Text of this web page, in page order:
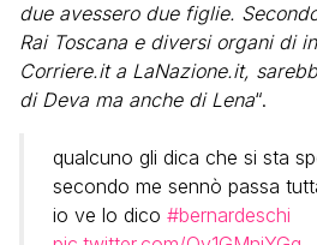
due avessero due figlie.
Rai Toscana e diversi organi di
Corriere.it a LaNazione.it,
di Deva ma anche di Lena“.
qualcuno gli dica che si sta
secondo me sennò passa
io ve lo dico #bernardeschi